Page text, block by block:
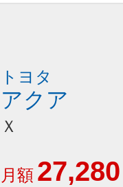
トヨタ
アクア
Ｘ
月額 27,280